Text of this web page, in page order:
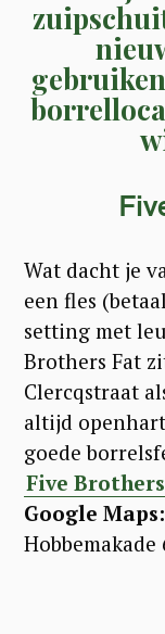
Wat dacht je
een fles
setting met
Brothers Fat
Clercqstraat
altijd
goede
Five
Google Maps:
Hobbemakade